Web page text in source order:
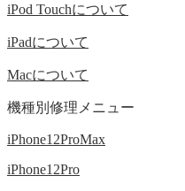
iPod Touchについて
iPadについて
Macについて
機種別修理メニュー
iPhone12ProMax
iPhone12Pro